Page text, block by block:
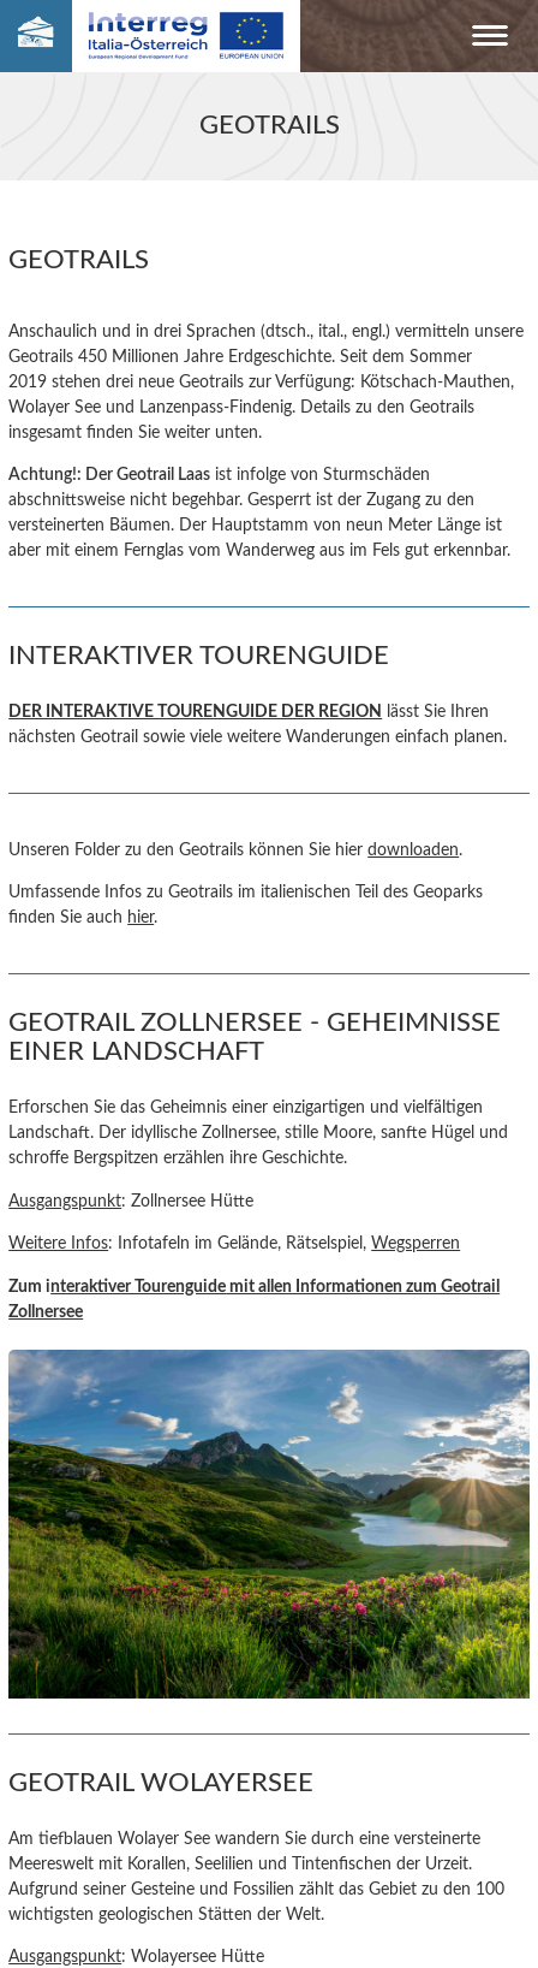
GEOTRAILS
GEOTRAILS
Anschaulich und in drei Sprachen (dtsch., ital., engl.) vermitteln unsere
Geotrails 450 Millionen Jahre Erdgeschichte. Seit dem Sommer
2019 stehen drei neue Geotrails zur Verfügung: Kötschach-Mauthen,
Wolayer See und Lanzenpass-Findenig. Details zu den Geotrails
insgesamt finden Sie weiter unten.
Achtung!: Der Geotrail Laas ist infolge von Sturmschäden
abschnittsweise nicht begehbar. Gesperrt ist der Zugang zu den
versteinerten Bäumen. Der Hauptstamm von neun Meter Länge ist
aber mit einem Fernglas vom Wanderweg aus im Fels gut erkennbar.
INTERAKTIVER TOURENGUIDE
DER INTERAKTIVE TOURENGUIDE DER REGION
lässt Sie Ihren
nächsten Geotrail sowie viele weitere Wanderungen einfach planen.
Unseren Folder zu den Geotrails können Sie hierdownloaden.
Umfassende Infos zu Geotrails im italienischen Teil des Geoparks
finden Sie auch hier.
GEOTRAIL ZOLLNERSEE - GEHEIMNISSE
EINER LANDSCHAFT
Erforschen Sie das Geheimnis einer einzigartigen und vielfältigen
Landschaft. Der idyllische Zollnersee, stille Moore, sanfte Hügel und
schroffe Bergspitzen erzählen ihre Geschichte.
Ausgangspunkt: Zollnersee Hütte
Weitere Infos: Infotafeln im Gelände, Rätselspiel,Wegsperren
Zum interaktiver Tourenguide mit allen Informationen zum Geotrail
Zollnersee
GEOTRAIL WOLAYERSEE
Am tiefblauen Wolayer See wandern Sie durch eine versteinerte
Meereswelt mit Korallen, Seelilien und Tintenfischen der Urzeit.
Aufgrund seiner Gesteine und Fossilien zählt das Gebiet zu den 100
wichtigsten geologischen Stätten der Welt.
Ausgangspunkt: Wolayersee Hütte